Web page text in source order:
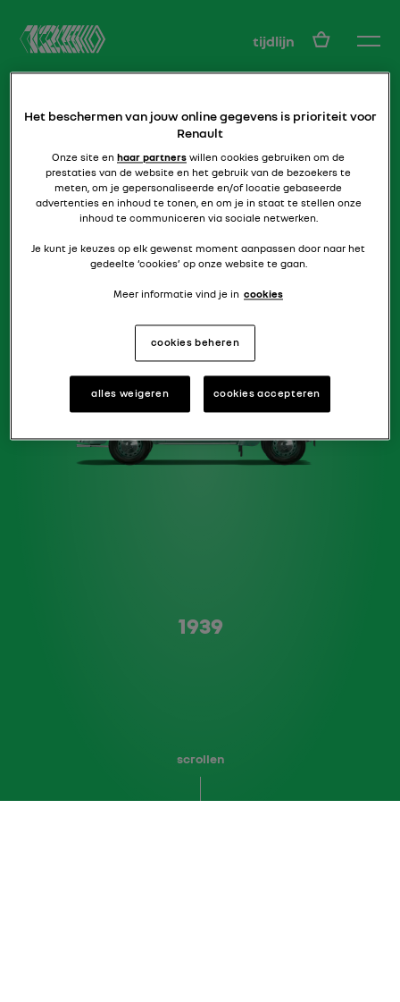
tijdlijn NL
Type A
de lichtgewicht gezinsauto
JUVAQUATRE
1939
scrollen
Het beschermen van jouw online gegevens is prioriteit voor
Renault
Onze site en haar partners willen cookies gebruiken om de
prestaties van de website en het gebruik van de bezoekers te
meten, om je gepersonaliseerde en/of locatie gebaseerde
advertenties en inhoud te tonen, en om je in staat te stellen onze
inhoud te communiceren via sociale netwerken.
Je kunt je keuzes op elk gewenst moment aanpassen door naar het
gedeelte ‘cookies’ op onze website te gaan.
Meer informatie vind je in cookies
cookies beheren
alles weigeren cookies accepteren